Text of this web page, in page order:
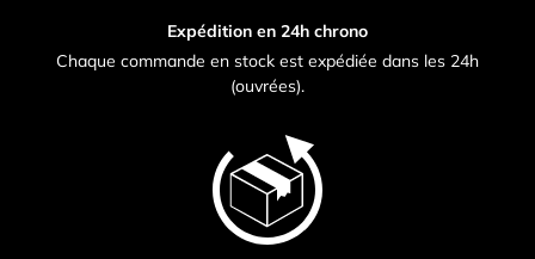
Expédition en 24h chrono
Chaque commande en stock est expédiée dans les 24h
(ouvrées).